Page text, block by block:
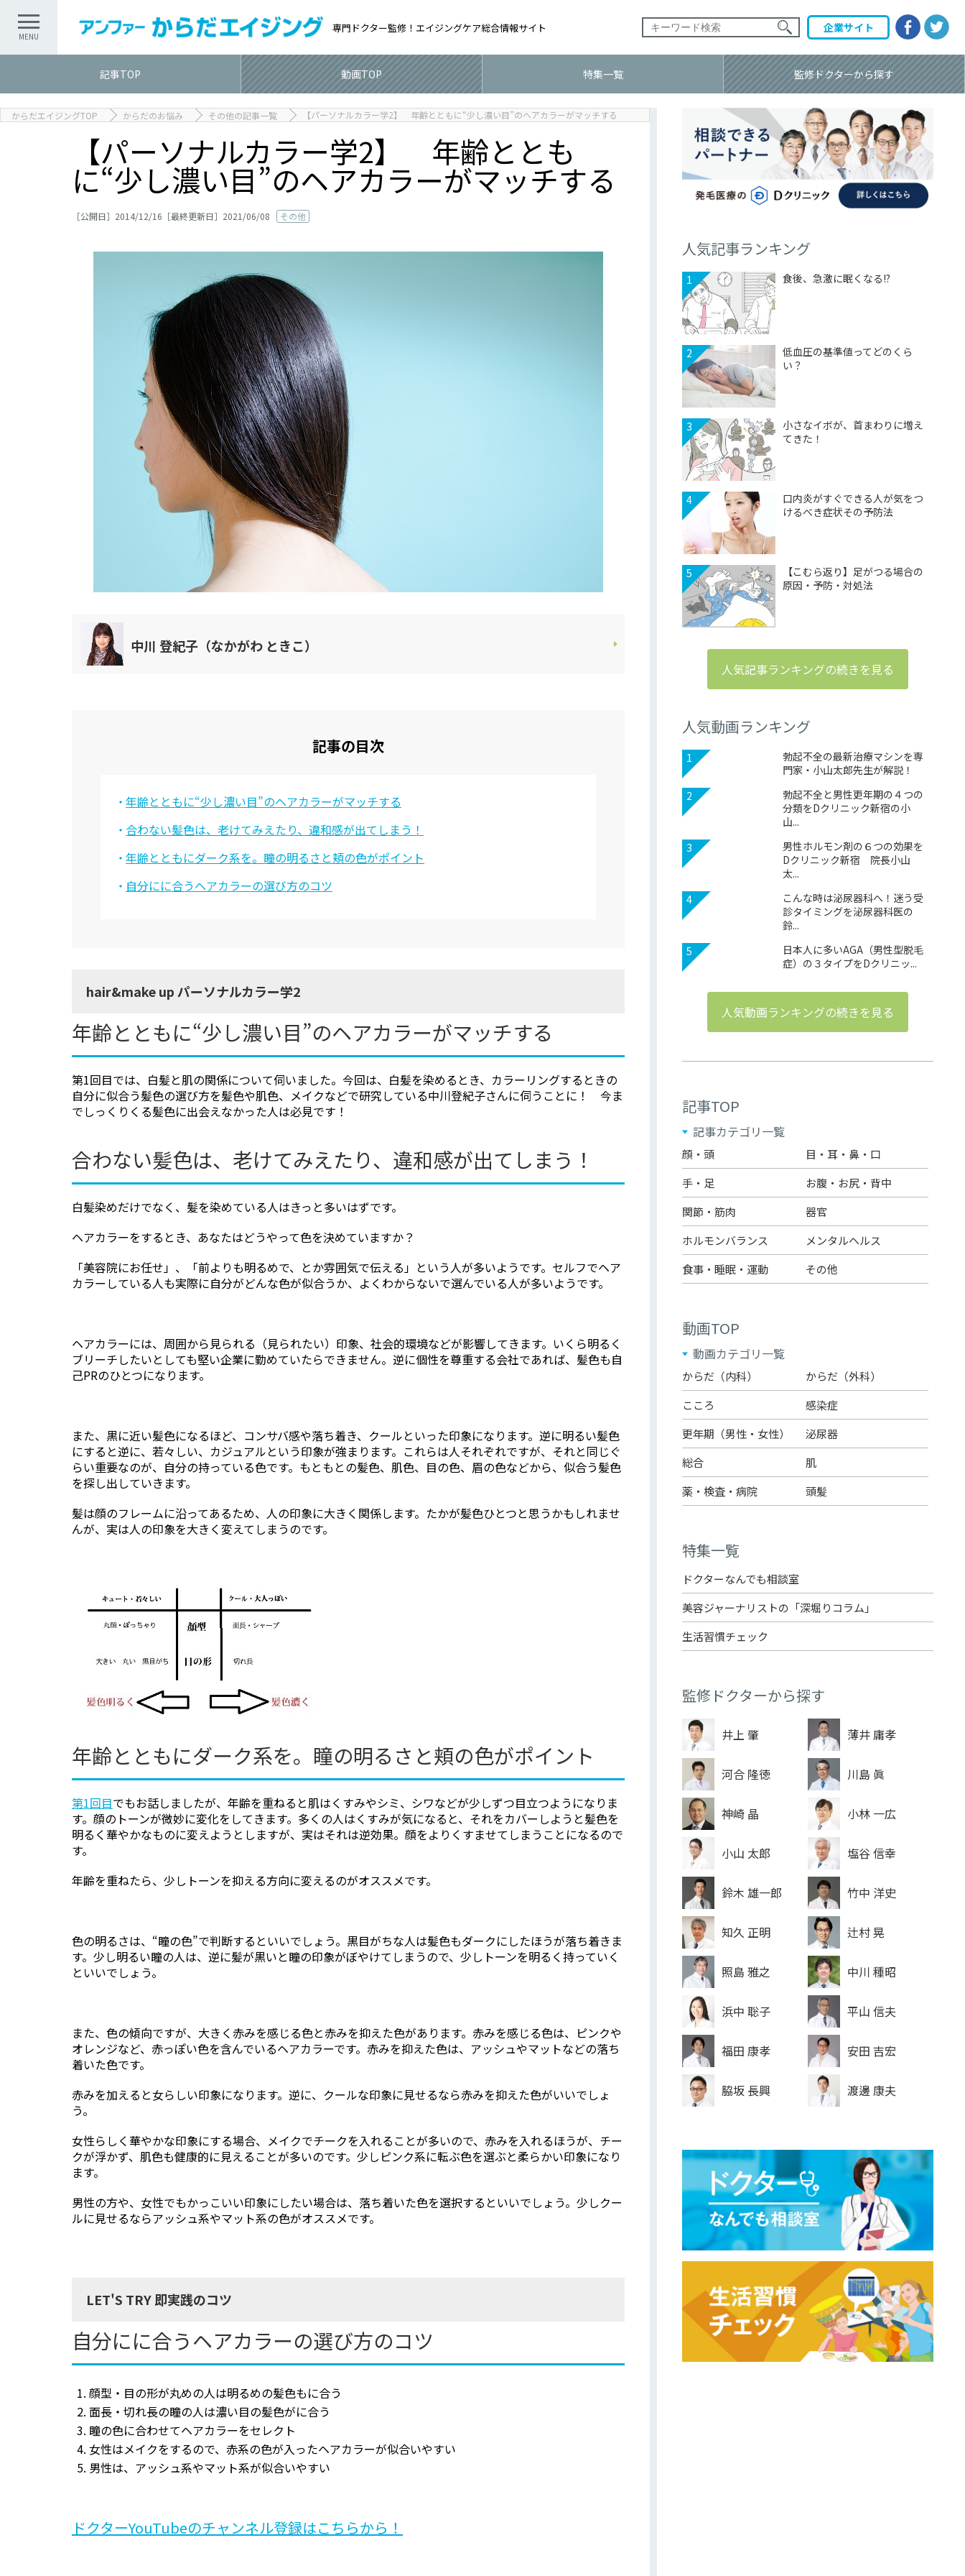
専門ドクター監修！ エイジングケア総合情報サイト 企業サイト
記事TOP 動画TOP 特集一覧 監修ドクターから探す
目・耳・鼻・口
お腹・お尻・背中
器官
メンタルヘルス
その他
からだ（外科）
更年期（男性・女性）
泌尿器
薬・検査・病院
頭髪
監修ドクターから探す
薄井 庸孝
川島 眞
小林 一広
知久 正明
辻村 晃
照島 雅之
中川 種昭
浜中 聡子
平山 信夫
福田 康孝
安田 吉宏
からだエイジングTOP からだのお悩み その他の記事一覧 【パーソナルカラー学2】 年齢とともに“少し濃い目”のヘアカラーがマッチする
【パーソナルカラー学2】 年齢ととも
に“少し濃い目”のヘアカラーがマッチする
［公開日］2014/12/16［最終更新日］2021/06/08 その他
中川 登紀子（なかがわ ときこ）
記事の目次
年齢とともに“少し濃い目”のヘアカラーがマッチする
合わない髪色は、老けてみえたり、違和感が出てしまう！
年齢とともにダーク系を。瞳の明るさと頬の色がポイント
自分にに合うヘアカラーの選び方のコツ
hair&make up パーソナルカラー学2
年齢とともに“少し濃い目”のヘアカラーがマッチする
第1回目では、白髪と肌の関係について伺いました。今回は、白髪を染めるとき、カラーリングするときの
自分に似合う髪色の選び方を髪色や肌色、メイクなどで研究している中川登紀子さんに伺うことに！ 今ま
でしっくりくる髪色に出会えなかった人は必見です！
合わない髪色は、老けてみえたり、違和感が出てしまう！
白髪染めだけでなく、髪を染めている人はきっと多いはずです。
ヘアカラーをするとき、あなたはどうやって色を決めていますか？
「美容院にお任せ」、「前よりも明るめで、とか雰囲気で伝える」という人が多いようです。セルフでヘア
カラーしている人も実際に自分がどんな色が似合うか、よくわからないで選んでいる人が多いようです。
ヘアカラーには、周囲から見られる（見られたい）印象、社会的環境などが影響してきます。いくら明るく
ブリーチしたいとしても堅い企業に勤めていたらできません。逆に個性を尊重する会社であれば、髪色も自
己PRのひとつになります。
また、黒に近い髪色になるほど、コンサバ感や落ち着き、クールといった印象になります。逆に明るい髪色
にすると逆に、若々しい、カジュアルという印象が強まります。これらは人それぞれですが、それと同じぐ
らい重要なのが、自分の持っている色です。もともとの髪色、肌色、目の色、眉の色などから、似合う髪色
を探し出していきます。
髪は顔のフレームに沿ってあるため、人の印象に大きく関係します。たかが髪色ひとつと思うかもしれませ
んが、実は人の印象を大きく変えてしまうのです。
年齢とともにダーク系を。瞳の明るさと頬の色がポイント
第1回目でもお話しましたが、年齢を重ねると肌はくすみやシミ、シワなどが少しずつ目立つようになりま
す。顔のトーンが微妙に変化をしてきます。多くの人はくすみが気になると、それをカバーしようと髪色を
明るく華やかなものに変えようとしますが、実はそれは逆効果。顔をよりくすませてしまうことになるので
す。
年齢を重ねたら、少しトーンを抑える方向に変えるのがオススメです。
色の明るさは、“瞳の色”で判断するといいでしょう。黒目がちな人は髪色もダークにしたほうが落ち着きま
す。少し明るい瞳の人は、逆に髪が黒いと瞳の印象がぼやけてしまうので、少しトーンを明るく持っていく
といいでしょう。
また、色の傾向ですが、大きく赤みを感じる色と赤みを抑えた色があります。赤みを感じる色は、ピンクや
オレンジなど、赤っぽい色を含んでいるヘアカラーです。赤みを抑えた色は、アッシュやマットなどの落ち
着いた色です。
赤みを加えると女らしい印象になります。逆に、クールな印象に見せるなら赤みを抑えた色がいいでしょ
う。
女性らしく華やかな印象にする場合、メイクでチークを入れることが多いので、赤みを入れるほうが、チー
クが浮かず、肌色も健康的に見えることが多いのです。少しピンク系に転ぶ色を選ぶと柔らかい印象になり
ます。
男性の方や、女性でもかっこいい印象にしたい場合は、落ち着いた色を選択するといいでしょう。少しクー
ルに見せるならアッシュ系やマット系の色がオススメです。
LET'S TRY 即実践のコツ
自分にに合うヘアカラーの選び方のコツ
顔型・目の形が丸めの人は明るめの髪色もに合う
面長・切れ長の瞳の人は濃い目の髪色がに合う
瞳の色に合わせてヘアカラーをセレクト
女性はメイクをするので、赤系の色が入ったヘアカラーが似合いやすい
男性は、アッシュ系やマット系が似合いやすい
ドクターYouTubeのチャンネル登録はこちらから！
人気記事ランキング
食後、急激に眠くなる!?
1
低血圧の基準値ってどのくら
い？
2
小さなイボが、首まわりに増え
てきた！
3
口内炎がすぐできる人が気をつ
けるべき症状その予防法
4
【こむら返り】足がつる場合の
原因・予防・対処法
5
人気記事ランキングの続きを見る
人気動画ランキング
勃起不全の最新治療マシンを専
門家・小山太郎先生が解説！
1
勃起不全と男性更年期の４つの
分類をDクリニック新宿の小
山...
2
男性ホルモン剤の６つの効果を
Dクリニック新宿 院長小山
太...
3
こんな時は泌尿器科へ！迷う受
診タイミングを泌尿器科医の
鈴...
4
日本人に多いAGA（男性型脱毛
症）の３タイプをDクリニッ...
5
人気動画ランキングの続きを見る
記事TOP
記事カテゴリ一覧
顔・頭
目・耳・鼻・口
手・足
お腹・お尻・背中
関節・筋肉
器官
ホルモンバランス
メンタルヘルス
食事・睡眠・運動
その他
動画TOP
動画カテゴリ一覧
からだ（内科）
からだ（外科）
こころ
感染症
更年期（男性・女性）
泌尿器
総合
肌
薬・検査・病院
頭髪
特集一覧
ドクターなんでも相談室
美容ジャーナリストの「深堀りコラム」
生活習慣チェック
監修ドクターから探す
井上 肇 薄井 庸孝
河合 隆徳 川島 眞
神崎 晶 小林 一広
小山 太郎 塩谷 信幸
鈴木 雄一郎 竹中 洋史
知久 正明 辻村 晃
照島 雅之 中川 種昭
浜中 聡子 平山 信夫
福田 康孝 安田 吉宏
脇坂 長興 渡邊 康夫